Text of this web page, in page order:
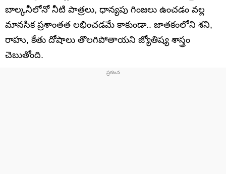
బాల్కనీలోనో నీటి పాత్రలు, ధాన్యపు గింజలు ఉంచడం వల్ల
మానసిక ప్రశాంతత లభించడమే కాకుండా.. జాతకంలోని శని,
రాహు, కేతు దోషాలు తొలగిపోతాయని జ్యోతిష్య శాస్త్రం
చెబుతోంది.